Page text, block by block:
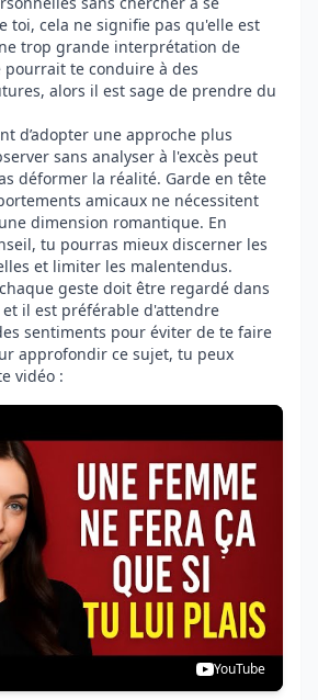
toi, cela ne signifie pas qu'elle est
trop grande interprétation de
pourrait te conduire à des
alors il est sage de prendre du
d’adopter une approche plus
sans analyser à l'excès peut
déformer la réalité. Garde en tête
amicaux ne nécessitent
dimension romantique. En
tu pourras mieux discerner les
et limiter les malentendus.
geste doit être regardé dans
et il est préférable d'attendre
sentiments pour éviter de te faire
approfondir ce sujet, tu peux
vidéo :
YouTube